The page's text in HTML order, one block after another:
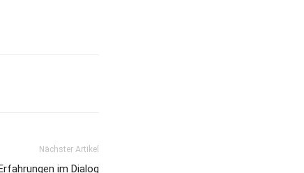
Nächster Artikel
im Dialog